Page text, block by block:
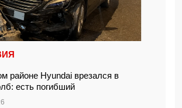
районе Hyundai врезался в
есть погибший